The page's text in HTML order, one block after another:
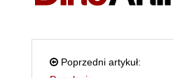
Poprzedni artykuł: